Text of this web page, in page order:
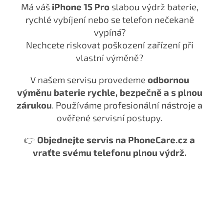
Má váš iPhone 15 Proslabou výdrž baterie,
rychlé vybíjení nebo se telefon nečekaně
vypíná?
Nechcete riskovat poškození zařízení při
vlastní výměně?
V našem servisu provedeme odbornou
výměnu baterie rychle, bezpečně a s plnou
zárukou. Používáme profesionální nástroje a
ověřené servisní postupy.
👉 Objednejte servis na PhoneCare.cz a
vraťte svému telefonu plnou výdrž.